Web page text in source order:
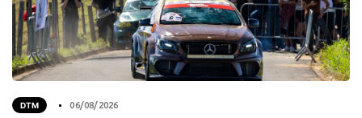
DTM 06/08/2026